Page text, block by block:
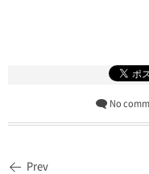
No
Prev